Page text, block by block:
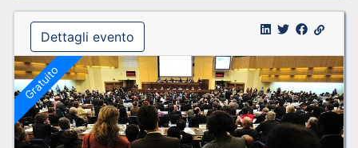
Dettagli evento
Gratuito